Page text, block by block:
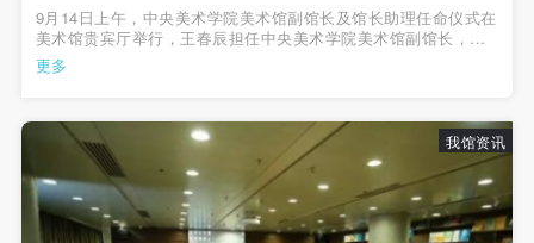
9月14日上午，中央美术学院美术馆副馆长及馆长助理任命仪式在
美术馆贵宾厅举行，王春辰担任中央美术学院美术馆副馆长，高
高担任中央美术学院美术馆馆长助理。中央美术学院院长范迪
安、中央美术学院副院长苏新平，中央美术学院党委组织部部长
更多
我馆资讯
共教育活动，为美院师生、中外艺术家以及社会公众
提供一个交流、学习、展示的平台。作为一家公益性
主。
（3）、乙方为甲方拍摄中央美术学院公共教育部所
有公教活动。
二、拍摄内容、使用形式、使用地域范围
共教育活动，为美院师生、中外艺术家以及社会公众
提供一个交流、学习、展示的平台。作为一家公益性
主。
（3）、乙方为甲方拍摄中央美术学院公共教育部所
有公教活动。
二、拍摄内容、使用形式、使用地域范围
共教育活动，为美院师生、中外艺术家以及社会公众
提供一个交流、学习、展示的平台。作为一家公益性
主。
（3）、乙方为甲方拍摄中央美术学院公共教育部所
有公教活动。
二、拍摄内容、使用形式、使用地域范围